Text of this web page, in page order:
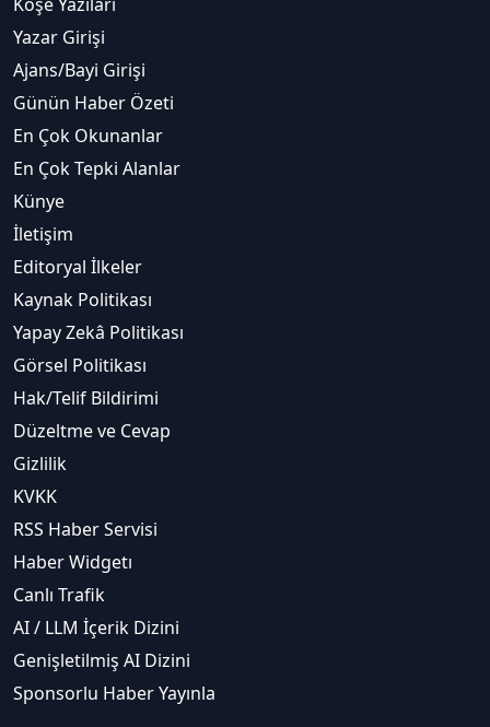
Yazar Girişi
Ajans/Bayi Girişi
Günün Haber Özeti
En Çok Okunanlar
En Çok Tepki Alanlar
Künye
İletişim
Editoryal İlkeler
Kaynak Politikası
Yapay Zekâ Politikası
Görsel Politikası
Hak/Telif Bildirimi
Düzeltme ve Cevap
Gizlilik
KVKK
RSS Haber Servisi
Haber Widgetı
Canlı Trafik
AI / LLM İçerik Dizini
Genişletilmiş AI Dizini
Sponsorlu Haber Yayınla